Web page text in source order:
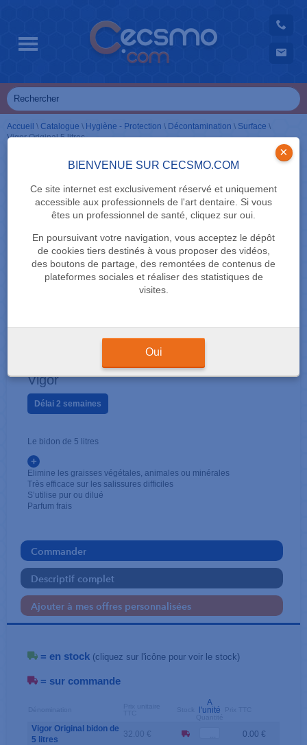
BIENVENUE SUR CECSMO.COM
Ce site internet est exclusivement réservé et uniquement
accessible aux professionnels de l'art dentaire. Si vous
êtes un professionnel de santé, cliquez sur oui.
En poursuivant votre navigation, vous acceptez le dépôt
de cookies tiers destinés à vous proposer des vidéos,
des boutons de partage, des remontées de contenus de
plateformes sociales et réaliser des statistiques de
visites.
×
Oui
Accueil \ Catalogue \ Hygiène - Protection \ Décontamination \ Surface \
Vigor Original 5 litres
Vigor Original 5 litres
Vigor
Délai 2 semaines
Le bidon de 5 litres
+
Elimine les graisses végétales, animales ou minérales
Très efficace sur les salissures difficiles
S’utilise pur ou dilué
Parfum frais
Commander
Descriptif complet
Ajouter à mes offres personnalisées
= en stock (cliquez sur l'icône pour voir le stock)
= sur commande
A
l'unité
Vigor Original bidon de
5 litres
32.00 € 0.00 €